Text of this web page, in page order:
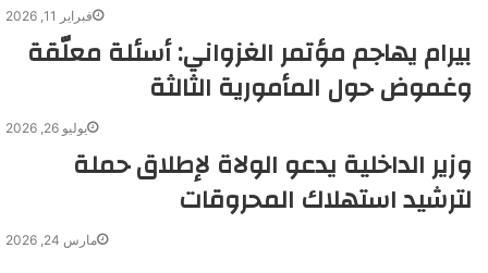
فبراير 11, 2026
بيرام يهاجم مؤتمر الغزواني: أسئلة معلّقة
وغموض حول المأمورية الثالثة
يوليو 26, 2026
وزير الداخلية يدعو الولاة لإطلاق حملة
لترشيد استهلاك المحروقات
مارس 24, 2026